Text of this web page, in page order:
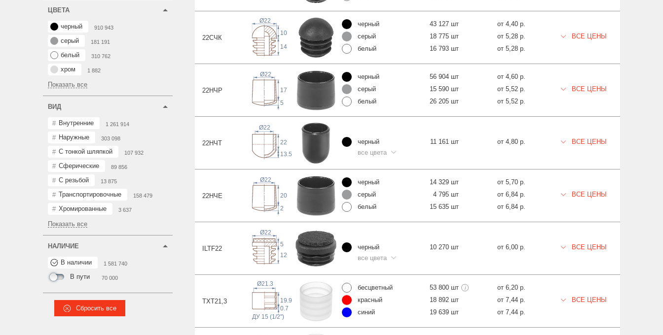
ЦВЕТА
черный 910 943
серый 181 191
белый 310 762
хром 1 882
Показать все
ВИД
Внутренние 1 261 914
Наружные 303 098
С тонкой шляпкой 107 932
Сферические 89 856
С резьбой 13 875
Транспортировочные 158 479
Хромированные 3 637
Показать все
НАЛИЧИЕ
В наличии 1 581 740
В пути 70 000
Сбросить все
22СЧК
14
10
Ø22
черный
серый
белый
43 127 шт
18 775 шт
16 793 шт
от 4,40 р.
от 5,28 р.
от 5,28 р.
ВСЕ ЦЕНЫ
22НЧР
Ø22
17
5
черный
серый
белый
56 904 шт
15 590 шт
26 205 шт
от 4,60 р.
от 5,52 р.
от 5,52 р.
ВСЕ ЦЕНЫ
22НЧТ
Ø22
22
13.5
черный
все цвета
11 161 шт от 4,80 р. ВСЕ ЦЕНЫ
22НЧЕ
Ø22
20
2
черный
серый
белый
14 329 шт
4 795 шт
15 635 шт
от 5,70 р.
от 6,84 р.
от 6,84 р.
ВСЕ ЦЕНЫ
ILTF22
5
12
Ø22
черный
все цвета
10 270 шт от 6,00 р. ВСЕ ЦЕНЫ
TXT21 ,3
19.9
0.7
ДУ 15 (1/2")
Ø21.3
бесцветный
красный
синий
53 800 шт i
18 892 шт
19 639 шт
от 6,20 р.
от 7,44 р.
от 7,44 р.
ВСЕ ЦЕНЫ